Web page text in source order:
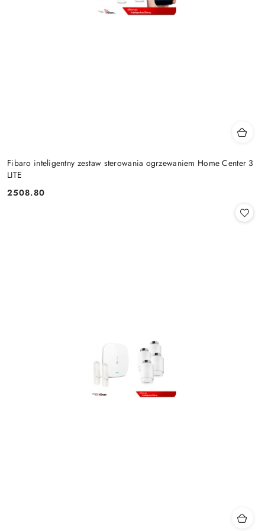
Fibaro inteligentny zestaw sterowania ogrzewaniem Home Center 3
LITE
Cena:
2508.80